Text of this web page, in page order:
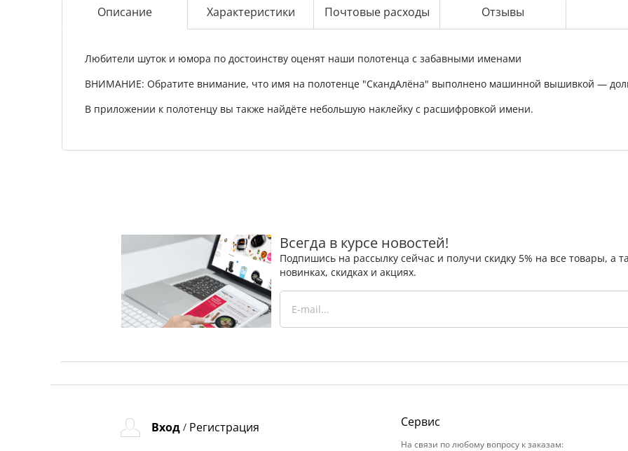
Описание Характеристики Почтовые расходы Отзывы
Любители шуток и юмора по достоинству оценят наши полотенца с забавными именами
ВНИМАНИЕ: Обратите внимание, что имя на полотенце "СкандАлёна" выполнено машинной вышивкой —
В приложении к полотенцу вы также найдёте небольшую наклейку с расшифровкой имени.
Всегда в курсе новостей!
Подпишись на рассылку сейчас и получи скидку 5% на все товары,
новинках, скидках и акциях.
Вход / Регистрация Сервис
На связи по любому вопросу к заказам: